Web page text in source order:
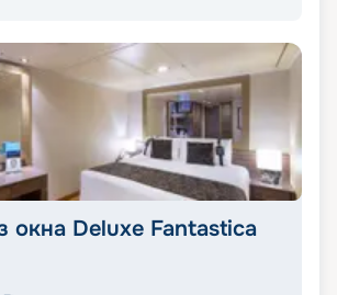
окна Deluxe Fantastica